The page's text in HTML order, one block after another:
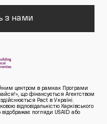
з нами
центром в рамках Програми
що фінансується Агентством
Pact в Україні.
відповідальністю Харківського
відображає погляди USAID або